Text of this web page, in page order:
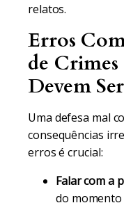
relatos.
Erros
de Crimes
Devem
Uma defesa mal
consequências
erros é crucial:
Falar com a
do momento